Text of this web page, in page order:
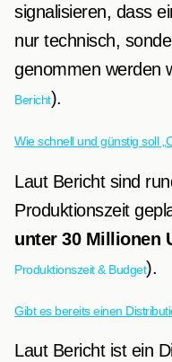
signalisieren, dass
nur technisch,
genommen werden
Bericht).
Wie schnell und günstig soll
Laut Bericht sind
Produktionszeit
unter 30 Millionen
Produktionszeit & Budget).
Gibt es bereits einen
Laut Bericht ist ein